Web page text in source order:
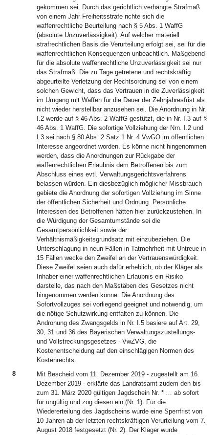
gekommen sei. Durch das gerichtlich verhängte Strafmaß
von einem Jahr Freiheitsstrafe richte sich die
waffenrechtliche Beurteilung nach § 5 Abs. 1 WaffG
(absolute Unzuverlässigkeit). Auf welcher materiell
strafrechtlichen Basis die Verurteilung erfolgt sei, sei für die
waffenrechtlichen Konsequenzen unbeachtlich. Maßgebend
für die absolute waffenrechtliche Unzuverlässigkeit sei nur
das Strafmaß. Die zu Tage getretene und rechtskräftig
abgeurteilte Verletzung der Rechtsordnung sei von einem
solchen Gewicht, dass das Vertrauen in die Zuverlässigkeit
im Umgang mit Waffen für die Dauer der Zehnjahresfrist als
nicht wieder herstellbar anzusehen sei. Die Anordnung in Nr.
I.2 werde auf § 46 Abs. 2 WaffG gestützt, die in Nr. I.3 auf §
46 Abs. 1 WaffG. Die sofortige Vollziehung der Nrn. I.2 und
I.3 sei nach § 80 Abs. 2 Satz 1 Nr. 4 VwGO im öffentlichen
Interesse angeordnet worden. Es könne nicht hingenommen
werden, dass die Anordnungen zur Rückgabe der
waffenrechtlichen Erlaubnis dem Betroffenen bis zum
Abschluss eines evtl. Verwaltungsgerichtsverfahrens
belassen würden. Ein diesbezüglich möglicher Missbrauch
gebiete die Anordnung der sofortigen Vollziehung im Sinne
der öffentlichen Sicherheit und Ordnung. Persönliche
Interessen des Betroffenen hätten hier zurückzustehen. In
die Würdigung der Gesamtumstände sei die
Gesamtpersönlichkeit sowie der
Verhältnismäßigkeitsgrundsatz mit einzubeziehen. Die
Unterschlagung in neun Fällen in Tatmehrheit mit Untreue in
15 Fällen wecke den Zweifel an der Vertrauenswürdigkeit.
Diese Zweifel seien auch dafür erheblich, ob der Kläger als
Inhaber einer waffenrechtlichen Erlaubnis ein Risiko
darstelle, das nach den Maßstäben des Gesetzes nicht
hingenommen werden könne. Die Anordnung des
Sofortvollzuges sei vorliegend geeignet und notwendig, um
die nötige Schutzwirkung entfalten zu können. Die
Androhung des Zwangsgelds in Nr. I.5 basiere auf Art. 29,
30, 31 und 36 des Bayerischen Verwaltungszustellungs-
und Vollstreckungsgesetzes - VwZVG, die
Kostenentscheidung auf den einschlägigen Normen des
Kostenrechts.
8
Mit Bescheid vom 11. Dezember 2019 - zugestellt am 16.
Dezember 2019 - erklärte das Landratsamt zudem den bis
zum 31. März 2020 gültigen Jagdschein Nr. * … ab sofort
für ungültig und zog diesen ein (Nr. 1). Für die
Wiedererteilung des Jagdscheins wurde eine Sperrfrist von
10 Jahren ab der letzten rechtskräftigen Verurteilung vom 7.
August 2018 festgesetzt (Nr. 2). Der Kläger wurde